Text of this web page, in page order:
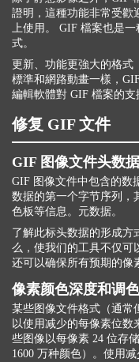
證明，這種功能非常受歡
上使用。 GIF 檔案也是
式。
更新、功能更強大的格式
標準和網路動畫一樣，
編輯軟體對 GIF 檔案的支
修复 GIF 文件
GIF 图像文件头数据
GIF 图像文件中包含的数
数据的第一个字节序列，
色板等信息。元数据。
了解此标头数据的形成方
么，使我们的工具不仅可
还可以确保所有预期的像
像素颜色深度和调
某些图像文件格式（通常
以使用减少的每像素位
些图像以每像素 24 位存
1600 万种颜色）。使用